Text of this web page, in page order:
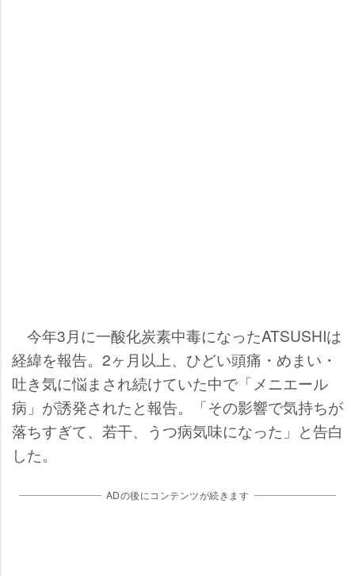
今年3月に一酸化炭素中毒になったATSUSHIは
経緯を報告。2ヶ月以上、ひどい頭痛・めまい・
吐き気に悩まされ続けていた中で「メニエール
病」が誘発されたと報告。「その影響で気持ちが
落ちすぎて、若干、うつ病気味になった」と告白
した。
ADの後にコンテンツが続きます